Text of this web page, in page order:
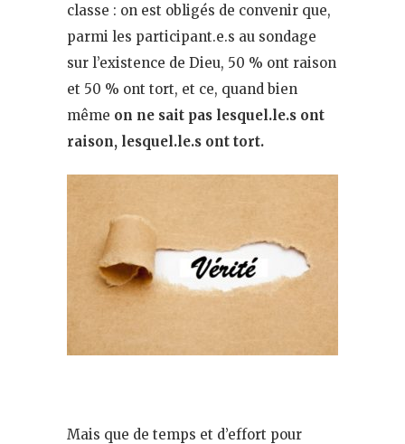
classe : on est obligés de convenir que,
parmi les participant.e.s au sondage
sur l’existence de Dieu, 50 % ont raison
et 50 % ont tort, et ce, quand bien
même on ne sait pas lesquel.le.s ont
raison, lesquel.le.s ont tort.
Mais que de temps et d’effort pour